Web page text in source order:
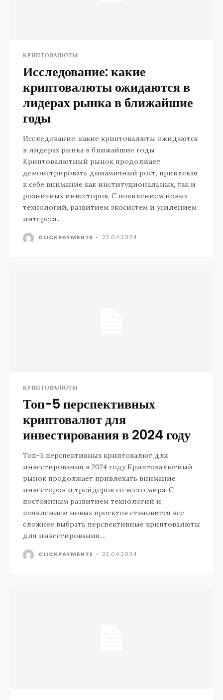
КРИПТОВАЛЮТЫ
Исследование: какие
криптовалюты ожидаются в
лидерах рынка в ближайшие
годы
Исследование: какие криптовалюты ожидаются
в лидерах рынка в ближайшие годы
Криптовалютный рынок продолжает
демонстрировать динамичный рост, привлекая
к себе внимание как институциональных, так и
розничных инвесторов. С появлением новых
технологий, развитием экосистем и усилением
интереса...
CLICKPAYMENTS - 22.04.2024
КРИПТОВАЛЮТЫ
Топ-5 перспективных
криптовалют для
инвестирования в 2024 году
Топ-5 перспективных криптовалют для
инвестирования в 2024 году Криптовалютный
рынок продолжает привлекать внимание
инвесторов и трейдеров со всего мира. С
постоянным развитием технологий и
появлением новых проектов становится все
сложнее выбрать перспективные криптовалюты
для инвестирования....
CLICKPAYMENTS - 22.04.2024